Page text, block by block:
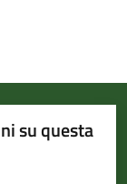
su questa